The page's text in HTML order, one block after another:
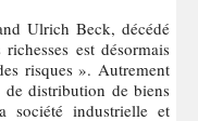
Ulrich Beck, décédé
est désormais
risques ». Autrement
de distribution de biens
société industrielle et